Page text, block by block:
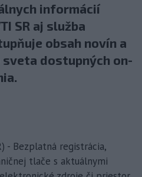
informácií
SR aj služba
obsah novín a
dostupných on-
- Bezplatná registrácia,
tlače s aktuálnymi